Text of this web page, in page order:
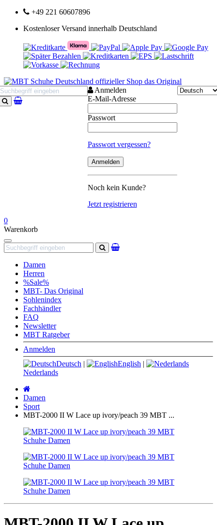
+49 221 60607896
Kostenloser Versand innerhalb Deutschland
Suchen
Anmelden
E-Mail-Adresse
Passwort
Passwort vergessen?
Noch kein Kunde?
Jetzt registrieren
0
Warenkorb
Navigation
Suchen
Damen
Herren
%Sale%
MBT- Das Original
Sohlenindex
Fachhändler
FAQ
Newsletter
MBT Ratgeber
Anmelden
Deutsch | English |
Nederlands
Damen
Sport
MBT-2000 II W Lace up ivory/peach 39 MBT ...